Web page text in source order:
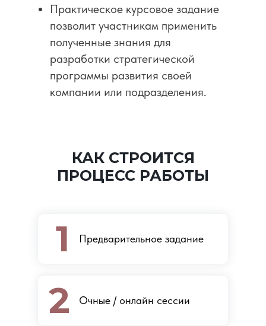
Практическое курсовое задание
позволит участникам применить
полученные знания для
разработки стратегической
программы развития своей
компании или подразделения.
КАК СТРОИТСЯ
ПРОЦЕСС РАБОТЫ
1 Предварительное задание
2 Очные / онлайн сессии